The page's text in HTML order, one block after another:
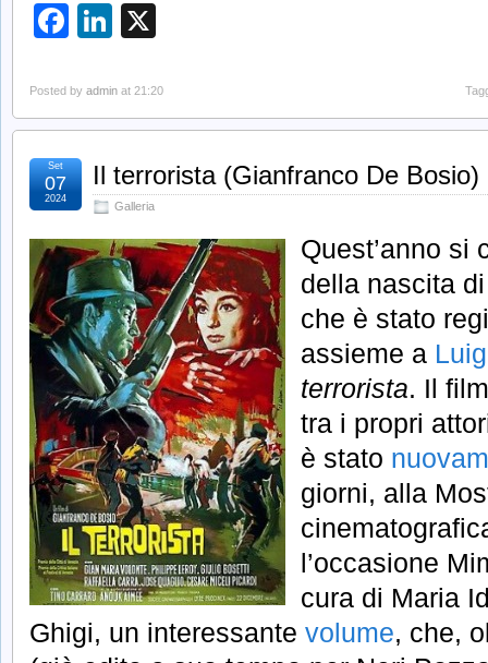
Facebook
LinkedIn
Posted by admin at 21:20
Il terrorista (Gianfranco De Bosio)
Galleria
Set
07
2024
Quest’anno si
della nascita
che è stato
assieme a
terrorista. Il
tra i propri
è stato
giorni, alla
l’occasione
cura di Maria
Ghigi, un interessante volume, che,